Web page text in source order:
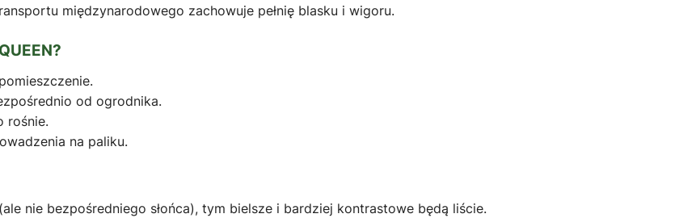
międzynarodowego zachowuje pełnię blasku i wigoru.
od ogrodnika.
rośnie.
na paliku.
nie bezpośredniego słońca), tym bielsze i bardziej kontrastowe będą liście.